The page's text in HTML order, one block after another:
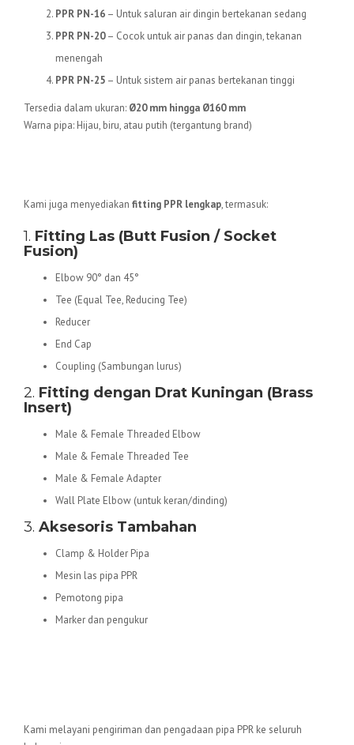
PPR PN-16 – Untuk saluran air dingin bertekanan sedang
PPR PN-20– Cocok untuk air panas dan dingin, tekanan
menengah
PPR PN-25 – Untuk sistem air panas bertekanan tinggi
Tersedia dalam ukuran: Ø20 mm hingga Ø160 mm
Warna pipa: Hijau, biru, atau putih (tergantung brand)
Kami juga menyediakan fitting PPR lengkap, termasuk:
1. Fitting Las (Butt Fusion / Socket
Fusion)
Elbow 90° dan 45°
Tee (Equal Tee, Reducing Tee)
Reducer
End Cap
Coupling (Sambungan lurus)
2. Fitting dengan Drat Kuningan (Brass
Insert)
Male & Female Threaded Elbow
Male & Female Threaded Tee
Male & Female Adapter
Wall Plate Elbow (untuk keran/dinding)
3. Aksesoris Tambahan
Clamp & Holder Pipa
Mesin las pipa PPR
Pemotong pipa
Marker dan pengukur
Kami melayani pengiriman dan pengadaan pipa PPR ke seluruh